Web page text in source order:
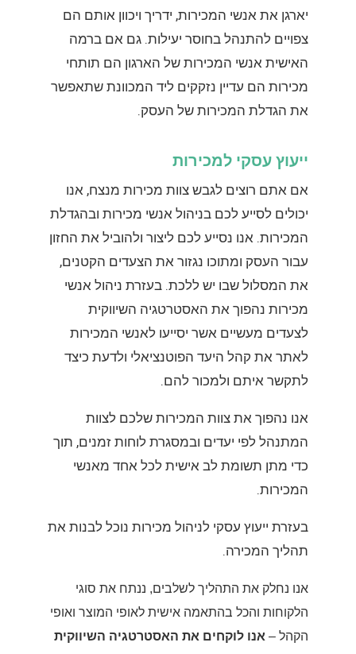
יארגן את אנשי המכירות, ידריך ויכוון אותם הם
צפויים להתנהל בחוסר יעילות. גם אם ברמה
האישית אנשי המכירות של הארגון הם תותחי
מכירות הם עדיין נזקקים ליד המכוונת שתאפשר
את הגדלת המכירות של העסק.
ייעוץ עסקי למכירות
אם אתם רוצים לגבש צוות מכירות מנצח, אנו
יכולים לסייע לכם בניהול אנשי מכירות ובהגדלת
המכירות. אנו נסייע לכם ליצור ולהוביל את החזון
עבור העסק ומתוכו נגזור את הצעדים הקטנים,
את המסלול שבו יש ללכת. בעזרת ניהול אנשי
מכירות נהפוך את האסטרטגיה השיווקית
לצעדים מעשיים אשר יסייעו לאנשי המכירות
לאתר את קהל היעד הפוטנציאלי ולדעת כיצד
לתקשר איתם ולמכור להם.
אנו נהפוך את צוות המכירות שלכם לצוות
המתנהל לפי יעדים ובמסגרת לוחות זמנים, תוך
כדי מתן תשומת לב אישית לכל אחד מאנשי
המכירות.
בעזרת ייעוץ עסקי לניהול מכירות נוכל לבנות את
תהליך המכירה.
אנו נחלק את התהליך לשלבים, ננתח את סוגי
הלקוחות והכל בהתאמה אישית לאופי המוצר ואופי
הקהל – אנו לוקחים את האסטרטגיה השיווקית